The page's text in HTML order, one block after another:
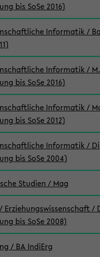
bis SoSe 2016)
Informatik /
Informatik /
bis SoSe 2016)
Informatik /
bis SoSe 2012)
Informatik /
bis SoSe 2004)
Studien / Mag
Erziehungswissenschaft /
bis SoSe 2008)
/ BA IndiErg